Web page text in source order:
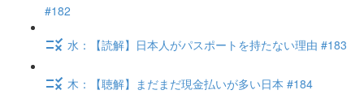
#182
水：【読解】日本人がパスポートを持たない理由 #183
木：【聴解】まだまだ現金払いが多い日本 #184